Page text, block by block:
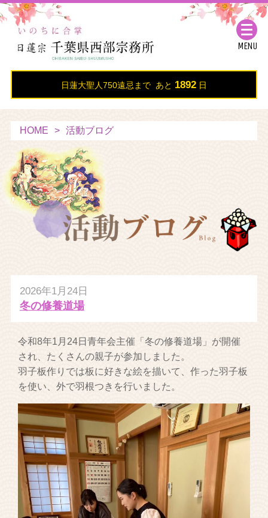
MENU
日蓮大聖人750遠忌まで あと 1892 日
HOME 活動ブログ
2026年1月24日
冬の修養道場
令和8年1月24日青年会主催「冬の修養道場」が開催
され、たくさんの親子が参加しました。
羽子板作りでは板に好きな絵を描いて、作った羽子板
を使い、外で羽根つきを行いました。